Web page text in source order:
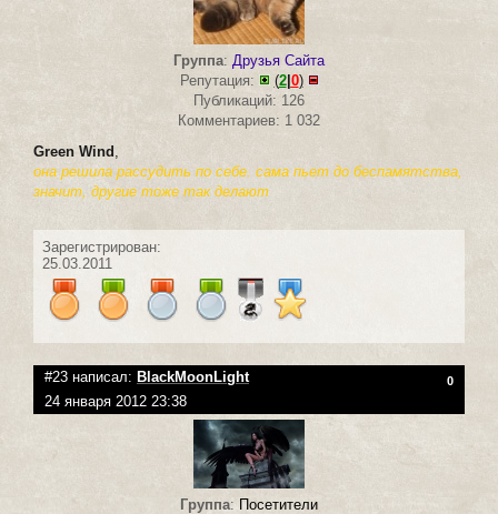
Группа: Друзья Сайта
Репутация:
(2| 0)
Публикаций: 126
Комментариев: 1 032
Green Wind
она решила рассудить по себе. сама пьет до беспамятства,
значит, другие тоже так делают
Зарегистрирован:
25.03.2011
#23 написал: BlackMoonLight 0
24 января 2012 23:38
Группа: Посетители